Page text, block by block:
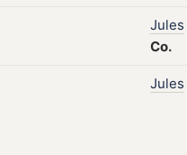
Jules
Co.
Jules